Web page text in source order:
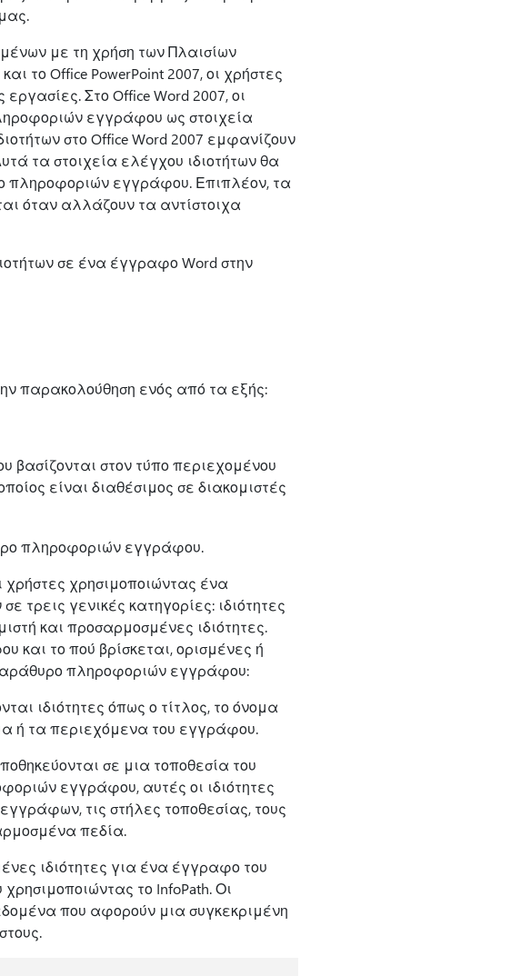
με τη χρήση των Πλαισίων
το Office PowerPoint 2007, οι χρήστες
Στο Office Word 2007, οι
εγγράφου ως στοιχεία
στο Office Word 2007 εμφανίζουν
τα στοιχεία ελέγχου ιδιοτήτων θα
πληροφοριών εγγράφου. Επιπλέον, τα
όταν αλλάζουν τα αντίστοιχα
σε ένα έγγραφο Word στην
παρακολούθηση ενός από τα εξής:
βασίζονται στον τύπο περιεχομένου
είναι διαθέσιμος σε διακομιστές
πληροφοριών εγγράφου.
χρησιμοποιώντας ένα
γενικές κατηγορίες: ιδιότητες
και προσαρμοσμένες ιδιότητες.
το πού βρίσκεται, ορισμένες ή
πληροφοριών εγγράφου:
ιδιότητες όπως ο τίτλος, το όνομα
ή τα περιεχόμενα του εγγράφου.
σε μια τοποθεσία του
εγγράφου, αυτές οι ιδιότητες
τις στήλες τοποθεσίας, τους
πεδία.
ιδιότητες για ένα έγγραφο του
το InfoPath. Οι
που αφορούν μια συγκεκριμένη